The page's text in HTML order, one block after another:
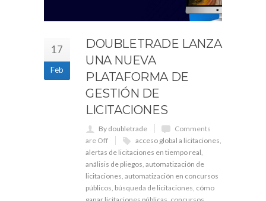
17
Feb
DOUBLETRADE LANZA
UNA NUEVA
PLATAFORMA DE
GESTIÓN DE
LICITACIONES
By doubletrade
Comments
are Off
acceso global a licitaciones,
alertas de licitaciones en tiempo real,
análisis de pliegos, automatización de
licitaciones, automatización en concursos
públicos, búsqueda de licitaciones, cómo